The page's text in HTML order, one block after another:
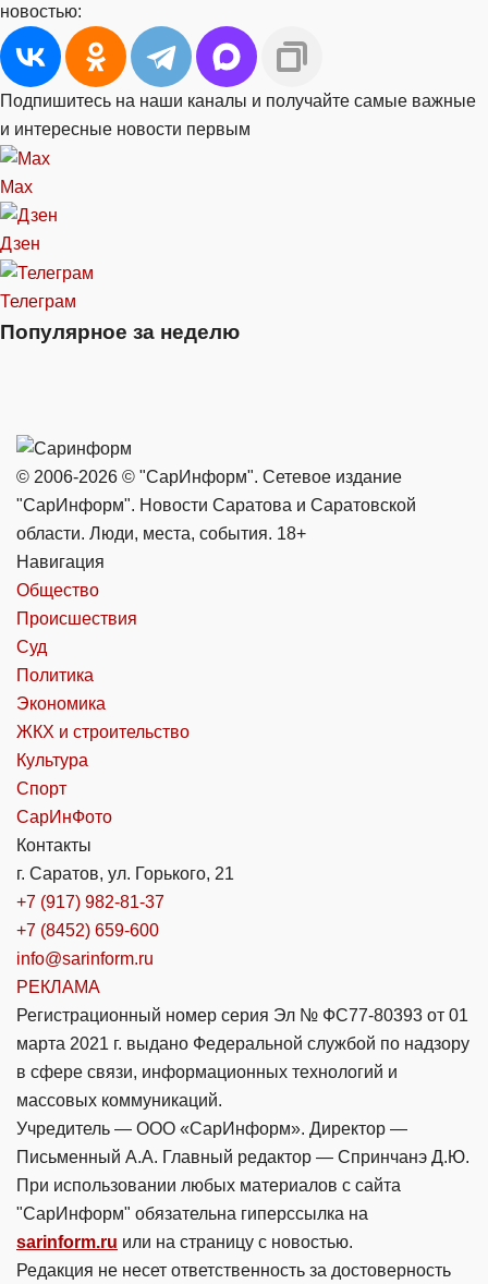
новостью:
Подпишитесь на наши каналы и получайте самые важные
и интересные новости первым
Max
Дзен
Телеграм
Популярное за неделю
© 2006-2026 © "СарИнформ". Сетевое издание
"СарИнформ". Новости Саратова и Саратовской
области. Люди, места, события. 18+
Навигация
Общество
Происшествия
Суд
Политика
Экономика
ЖКХ и строительство
Культура
Спорт
СарИнФото
Контакты
г. Саратов, ул. Горького, 21
+7 (917) 982-81-37
+7 (8452) 659-600
info@sarinform.ru
РЕКЛАМА
Регистрационный номер серия Эл № ФС77-80393 от 01
марта 2021 г. выдано Федеральной службой по надзору
в сфере связи, информационных технологий и
массовых коммуникаций.
Учредитель — ООО «СарИнформ». Директор —
Письменный А.А. Главный редактор — Спринчанэ Д.Ю.
При использовании любых материалов с сайта
"СарИнформ" обязательна гиперссылка на
sarinform.ru или на страницу с новостью.
Редакция не несет ответственность за достоверность